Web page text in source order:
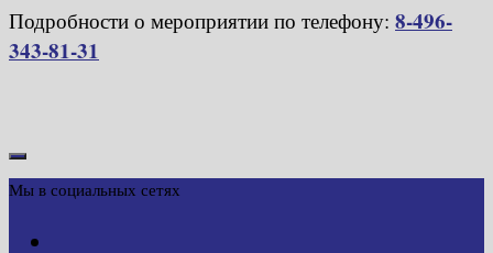
Подробности о мероприятии по телефону: 8-496-
343-81-31
Мы в социальных сетях